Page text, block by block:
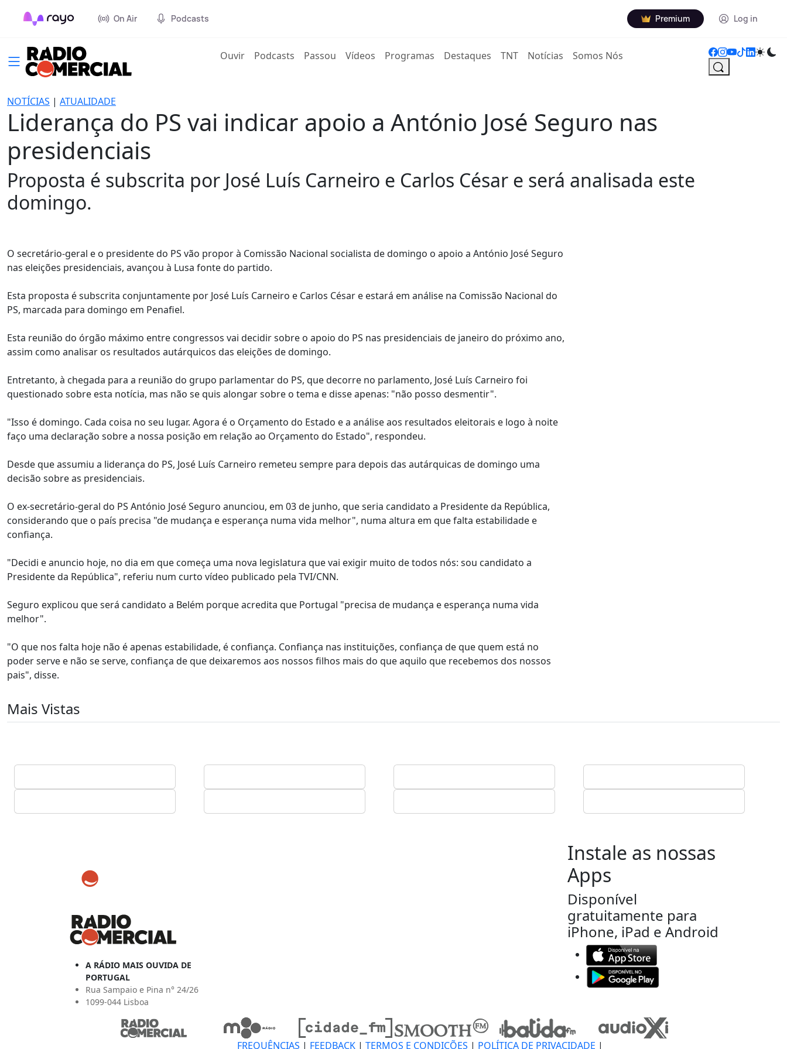
On Air Podcasts Premium Log in
Ouvir(current)
Podcasts Passou Vídeos Programas Destaques TNT Notícias Somos Nós
NOTÍCIAS | ATUALIDADE
Liderança do PS vai indicar apoio a António José Seguro nas
presidenciais
Proposta é subscrita por José Luís Carneiro e Carlos César e será analisada este
domingo.
O secretário-geral e o presidente do PS vão propor à Comissão Nacional socialista de domingo o apoio a António José Seguro
nas eleições presidenciais, avançou à Lusa fonte do partido.
Esta proposta é subscrita conjuntamente por José Luís Carneiro e Carlos César e estará em análise na Comissão Nacional do
PS, marcada para domingo em Penafiel.
Esta reunião do órgão máximo entre congressos vai decidir sobre o apoio do PS nas presidenciais de janeiro do próximo ano,
assim como analisar os resultados autárquicos das eleições de domingo.
Entretanto, à chegada para a reunião do grupo parlamentar do PS, que decorre no parlamento, José Luís Carneiro foi
questionado sobre esta notícia, mas não se quis alongar sobre o tema e disse apenas: "não posso desmentir".
"Isso é domingo. Cada coisa no seu lugar. Agora é o Orçamento do Estado e a análise aos resultados eleitorais e logo à noite
faço uma declaração sobre a nossa posição em relação ao Orçamento do Estado", respondeu.
Desde que assumiu a liderança do PS, José Luís Carneiro remeteu sempre para depois das autárquicas de domingo uma
decisão sobre as presidenciais.
O ex-secretário-geral do PS António José Seguro anunciou, em 03 de junho, que seria candidato a Presidente da República,
considerando que o país precisa "de mudança e esperança numa vida melhor", numa altura em que falta estabilidade e
confiança.
"Decidi e anuncio hoje, no dia em que começa uma nova legislatura que vai exigir muito de todos nós: sou candidato a
Presidente da República", referiu num curto vídeo publicado pela TVI/CNN.
Seguro explicou que será candidato a Belém porque acredita que Portugal "precisa de mudança e esperança numa vida
melhor".
"O que nos falta hoje não é apenas estabilidade, é confiança. Confiança nas instituições, confiança de que quem está no
poder serve e não se serve, confiança de que deixaremos aos nossos filhos mais do que aquilo que recebemos dos nossos
pais", disse.
Mais Vistas
A RÁDIO MAIS OUVIDA DE
PORTUGAL
Rua Sampaio e Pina n° 24/26
1099-044 Lisboa
Instale as nossas
Apps
Disponível
gratuitamente para
iPhone, iPad e Android
FREQUÊNCIAS | FEEDBACK | TERMOS E CONDIÇÕES | POLÍTICA DE PRIVACIDADE |